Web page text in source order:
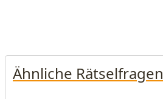
Ähnliche Rätselfragen